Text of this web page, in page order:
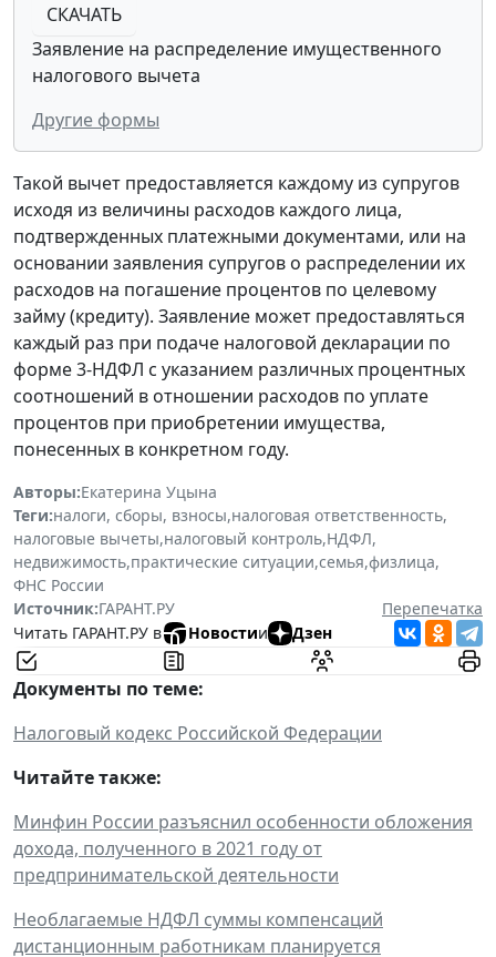
СКАЧАТЬ
Заявление на распределение имущественного
налогового вычета
Другие формы
Такой вычет предоставляется каждому из супругов
исходя из величины расходов каждого лица,
подтвержденных платежными документами, или на
основании заявления супругов о распределении их
расходов на погашение процентов по целевому
займу (кредиту). Заявление может предоставляться
каждый раз при подаче налоговой декларации по
форме 3-НДФЛ с указанием различных процентных
соотношений в отношении расходов по уплате
процентов при приобретении имущества,
понесенных в конкретном году.
Авторы:Екатерина Уцына
Теги:налоги, сборы, взносы,налоговая ответственность,
налоговые вычеты,налоговый контроль,НДФЛ,
недвижимость,практические ситуации,семья,физлица,
ФНС России
Источник:ГАРАНТ.РУ
Перепечатка
Читать ГАРАНТ.РУ в
Новостии Дзен
Документы по теме:
Налоговый кодекс Российской Федерации
Читайте также:
Минфин России разъяснил особенности обложения
дохода, полученного в 2021 году от
предпринимательской деятельности
Необлагаемые НДФЛ суммы компенсаций
дистанционным работникам планируется